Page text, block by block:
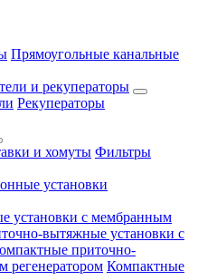
Прямоугольные канальные
и рекуператоры
Рекуператоры
и хомуты Фильтры
установки
установки с мембранным
вытяжные установки с
приточно-
регенератором Компактные